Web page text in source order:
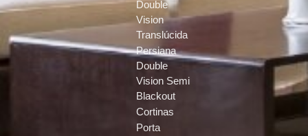
Double
Vision
Translúcida
Persiana
Double
Vision Semi
Blackout
Cortinas
Porta